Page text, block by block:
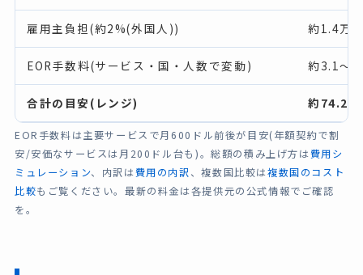
雇用主負担(約2%(外国人)) 約1.4万
EOR手数料(サービス・国・人数で変動) 約3.1〜
合計の目安(レンジ) 約74.2
EOR手数料は主要サービスで月600ドル前後が目安(年額契約で割
安/安価なサービスは月200ドル台も)。総額の積み上げ方は費用シ
ミュレーション、内訳は費用の内訳、複数国比較は複数国のコスト
比較もご覧ください。最新の料金は各提供元の公式情報でご確認
を。